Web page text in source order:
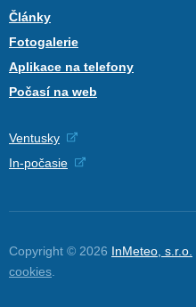
Články
Fotogalerie
Aplikace na telefony
Počasí na web
Ventusky
In-počasie
Copyright © 2026 InMeteo, s.r.o.
cookies